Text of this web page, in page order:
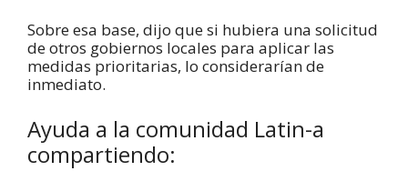
Sobre esa base, dijo que si hubiera una solicitud
de otros gobiernos locales para aplicar las
medidas prioritarias, lo considerarían de
inmediato.
Ayuda a la comunidad Latin-a
compartiendo: